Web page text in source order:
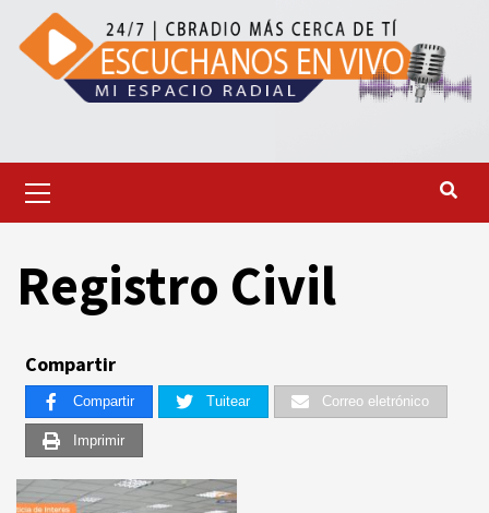
primario
Registro Civil
Compartir
Compartir Tuitear Correo eletrónico
Imprimir